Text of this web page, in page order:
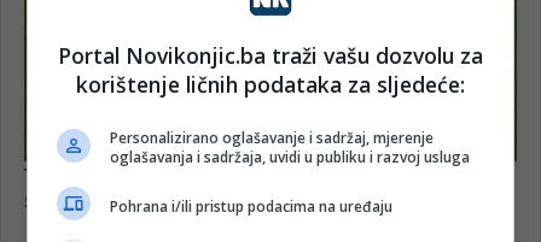
Portal Novikonjic.ba traži vašu dozvolu za
korištenje ličnih podataka za sljedeće:
Personalizirano oglašavanje i sadržaj, mjerenje
oglašavanja i sadržaja, uvidi u publiku i razvoj usluga
Pohrana i/ili pristup podacima na uređaju